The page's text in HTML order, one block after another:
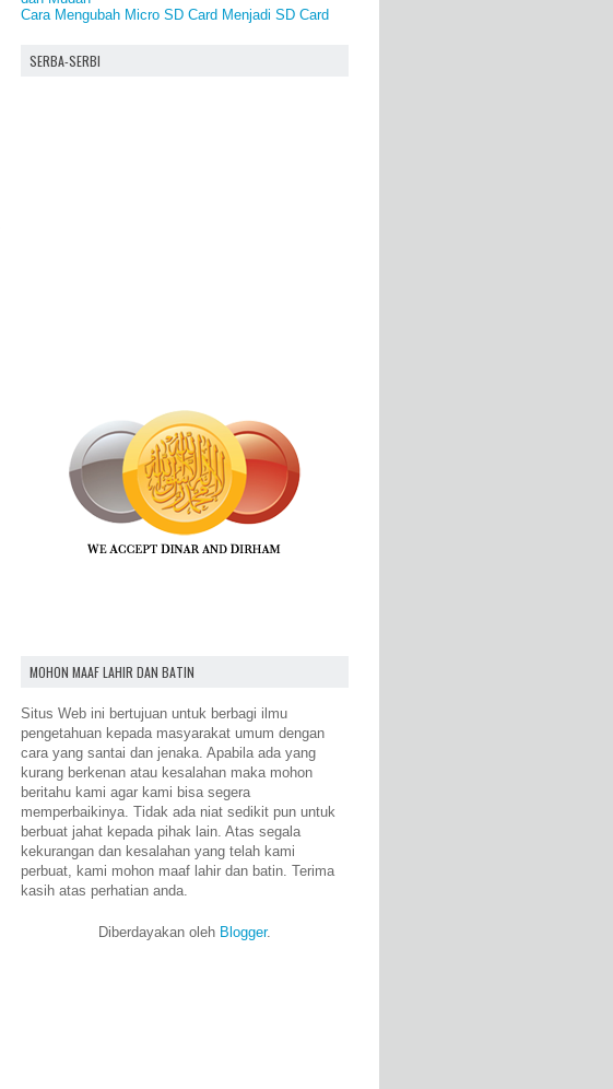
Cara Mengubah Micro SD Card Menjadi SD Card
SERBA-SERBI
MOHON MAAF LAHIR DAN BATIN
Situs Web ini bertujuan untuk berbagi ilmu
pengetahuan kepada masyarakat umum dengan
cara yang santai dan jenaka. Apabila ada yang
kurang berkenan atau kesalahan maka mohon
beritahu kami agar kami bisa segera
memperbaikinya. Tidak ada niat sedikit pun untuk
berbuat jahat kepada pihak lain. Atas segala
kekurangan dan kesalahan yang telah kami
perbuat, kami mohon maaf lahir dan batin. Terima
kasih atas perhatian anda.
Diberdayakan oleh Blogger.